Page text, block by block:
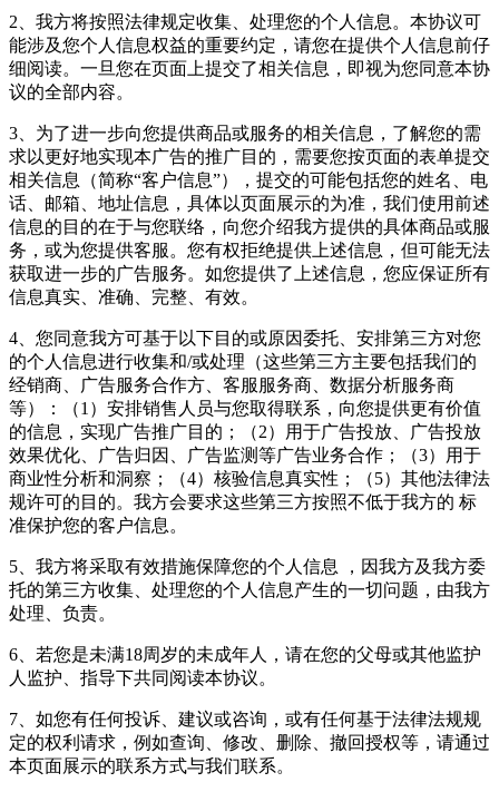
2、我方将按照法律规定收集、处理您的个人信息。本协议可
能涉及您个人信息权益的重要约定，请您在提供个人信息前仔
细阅读。一旦您在页面上提交了相关信息，即视为您同意本协
议的全部内容。
3、为了进一步向您提供商品或服务的相关信息，了解您的需
求以更好地实现本广告的推广目的，需要您按页面的表单提交
相关信息（简称“客户信息”），提交的可能包括您的姓名、电
话、邮箱、地址信息，具体以页面展示的为准，我们使用前述
信息的目的在于与您联络，向您介绍我方提供的具体商品或服
务，或为您提供客服。您有权拒绝提供上述信息，但可能无法
获取进一步的广告服务。如您提供了上述信息，您应保证所有
信息真实、准确、完整、有效。
4、您同意我方可基于以下目的或原因委托、安排第三方对您
的个人信息进行收集和/或处理（这些第三方主要包括我们的
经销商、广告服务合作方、客服服务商、数据分析服务商
等）：（1）安排销售人员与您取得联系，向您提供更有价值
的信息，实现广告推广目的；（2）用于广告投放、广告投放
效果优化、广告归因、广告监测等广告业务合作；（3）用于
商业性分析和洞察；（4）核验信息真实性；（5）其他法律法
规许可的目的。我方会要求这些第三方按照不低于我方的 标
准保护您的客户信息。
5、我方将采取有效措施保障您的个人信息 ，因我方及我方委
托的第三方收集、处理您的个人信息产生的一切问题，由我方
处理、负责。
6、若您是未满18周岁的未成年人，请在您的父母或其他监护
人监护、指导下共同阅读本协议。
7、如您有任何投诉、建议或咨询，或有任何基于法律法规规
定的权利请求，例如查询、修改、删除、撤回授权等，请通过
本页面展示的联系方式与我们联系。